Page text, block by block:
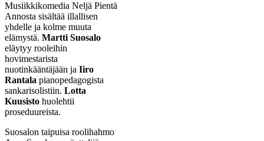
Musiikkikomedia Neljä Pientä
Annosta sisältää illallisen
yhdelle ja kolme muuta
elämystä. Martti Suosalo
eläytyy rooleihin
hovimestarista
nuotinkääntäjään ja Iiro
Rantala pianopedagogista
sankarisolistiin. Lotta
Kuusisto huolehtii
proseduureista.
Suosalon taipuisa roolihahmo